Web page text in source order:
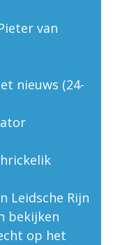
van
nieuws (24-
Leidsche Rijn
bekijken
op het